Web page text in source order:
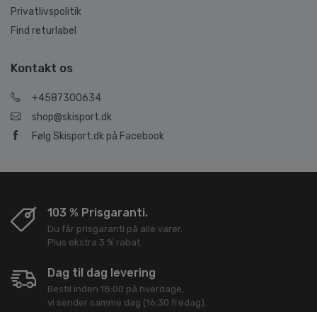
Privatlivspolitik
Find returlabel
Kontakt os
+4587300634
shop@skisport.dk
Følg Skisport.dk på Facebook
103 % Prisgaranti.
Du får prisgaranti på alle varer.
Plus ekstra 3 % rabat
Dag til dag levering
Bestil inden 18:00 på hverdage,
vi sender samme dag (16:30 fredag).